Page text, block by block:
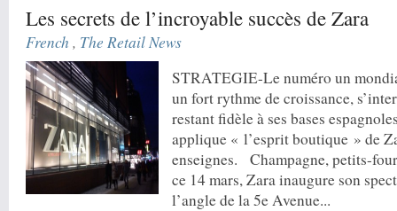
Les secrets de l’incroyable succès de Zara
French , The Retail News
STRATEGIE-Le numéro un
un fort rythme de croissance,
restant fidèle à ses bases
applique « l’esprit boutique » de
enseignes. Champagne, petits-
ce 14 mars, Zara inaugure son
l’angle de la 5e Avenue...